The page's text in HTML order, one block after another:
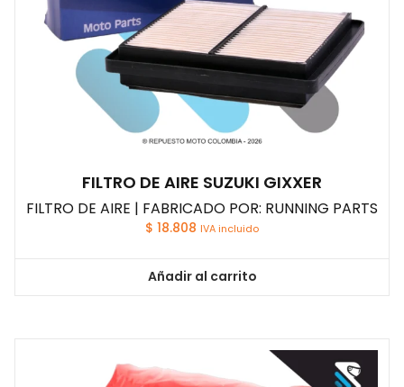
FILTRO DE AIRE SUZUKI GIXXER
FILTRO DE AIRE | FABRICADO POR: RUNNING PARTS
$ 18.808 IVA incluido
Añadir al carrito